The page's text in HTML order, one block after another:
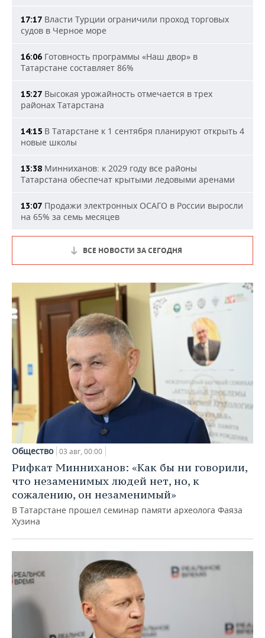
17:17 Власти Турции ограничили проход торговых
судов в Черное море
16:06 Готовность программы «Наш двор» в
Татарстане составляет 86%
15:27 Высокая урожайность отмечается в трех
районах Татарстана
14:15 В Татарстане к 1 сентября планируют открыть 4
новые школы
13:38 Минниханов: к 2029 году все районы
Татарстана обеспечат крытыми ледовыми аренами
13:07 Продажи электронных ОСАГО в России выросли
на 65% за семь месяцев
ВСЕ НОВОСТИ ЗА СЕГОДНЯ
Общество 03 авг, 00:00
Рифкат Минниханов: «Как бы ни говорили,
что незаменимых людей нет, но, к
сожалению, он незаменимый»
В Татарстане прошел семинар памяти археолога Фаяза
Хузина